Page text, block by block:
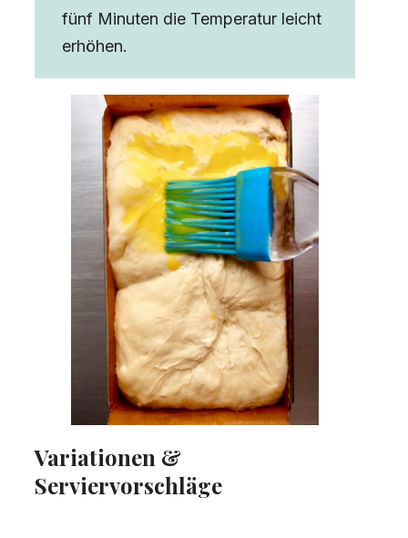
fünf Minuten die Temperatur leicht
erhöhen.
Variationen &
Serviervorschläge